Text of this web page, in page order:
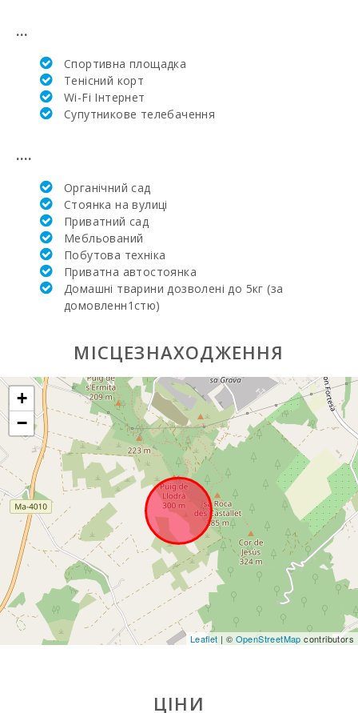
Алькудії (км):
Лікарня в
Манакор (км):
Клініка Сон
Еспасесс в
Щотижневий
базар у Порто-
Колoм
(вівторок) (км):
Щотижневий
базар у
Феланіткс
(неділя) (км):
Щотижневий
базар в Алькудії
(вівторок та
неділя) (км):
Щотижневий
базар у
Манакор
(понеділок) (км):
Супермаркет -
Меркадона (км):
Супермаркет -
EROSKY (км):
Супермаркет
LIDL (км):
...
Cпортивна площадка
Тенісний корт
Wi-Fi Інтернет
Супутникове телебачення
....
Органічний сад
Стоянка на вулиці
Приватний сад
Мебльований
Побутова техніка
Приватна автостоянка
Домашні тварини дозволені до 5кг (за
домовленн1стю)
МІСЦЕЗНАХОДЖЕННЯ
+
−
Leaflet | © OpenStreetMap contributors
ЦІНИ